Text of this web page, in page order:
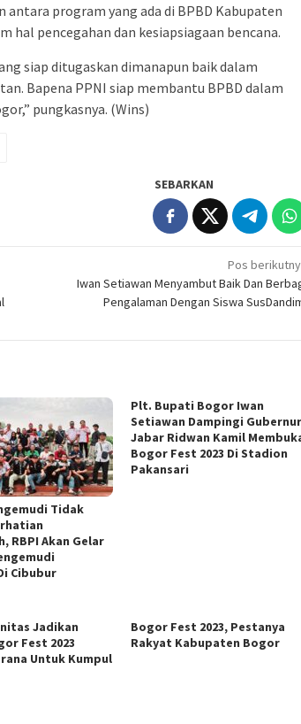
program yang ada di BPBD Kabupaten
hal pencegahan dan kesiapsiagaan bencana.
siap ditugaskan dimanapun baik dalam
Bapena PPNI siap membantu BPBD dalam
pungkasnya. (Wins)
SEBARKAN
Pos
Iwan Setiawan Menyambut Baik Dan
Pengalaman Dengan Siswa
Tidak
RBPI Akan Gelar
Cibubur
Plt. Bupati Bogor Iwan
Setiawan Dampingi Gubernur
Jabar Ridwan Kamil
Bogor Fest 2023 Di Stadion
Pakansari
Jadikan
Fest 2023
Untuk Kumpul
Bogor Fest 2023, Pestanya
Rakyat Kabupaten Bogor